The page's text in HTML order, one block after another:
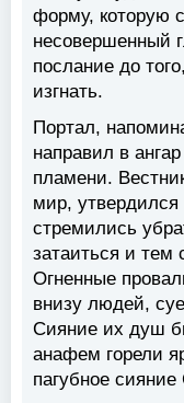
форму, которую
несовершенный
послание до
изгнать.
Портал,
направил в
пламени.
мир,
стремились
затаиться и тем
Огненные
внизу людей,
Сияние их душ
анафем горели
пагубное